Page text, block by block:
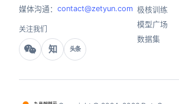
媒体沟通： contact@zetyun.com
关注我们
知 头条
极核训练
模型广场
数据集